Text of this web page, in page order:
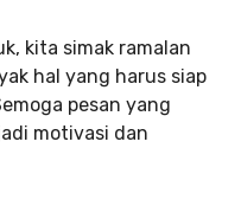
kita simak ramalan
hal yang harus siap
pesan yang
motivasi dan